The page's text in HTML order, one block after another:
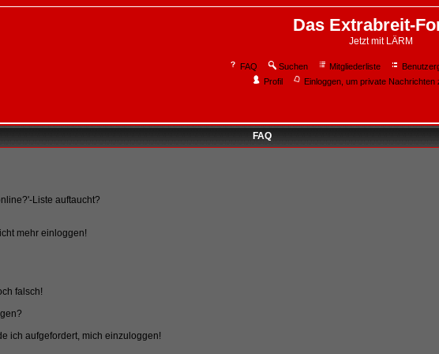
Das Extrabreit-
Jetzt mit LÄRM
FAQ Suchen Mitgliederliste
Profil
Einloggen, um private Nachrichten
FAQ
Liste auftaucht?
mehr einloggen!
falsch!
ich aufgefordert, mich einzuloggen!